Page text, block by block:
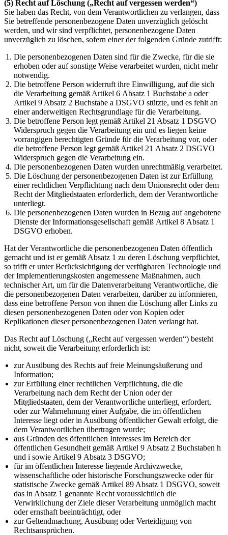
(5) Recht auf Löschung („Recht auf vergessen werden“)
Sie haben das Recht, von dem Verantwortlichen zu verlangen, dass
Sie betreffende personenbezogene Daten unverzüglich gelöscht
werden, und wir sind verpflichtet, personenbezogene Daten
unverzüglich zu löschen, sofern einer der folgenden Gründe zutrifft:
Die personenbezogenen Daten sind für die Zwecke, für die sie
erhoben oder auf sonstige Weise verarbeitet wurden, nicht mehr
notwendig.
Die betroffene Person widerruft ihre Einwilligung, auf die sich
die Verarbeitung gemäß Artikel 6 Absatz 1 Buchstabe a oder
Artikel 9 Absatz 2 Buchstabe a DSGVO stützte, und es fehlt an
einer anderweitigen Rechtsgrundlage für die Verarbeitung.
Die betroffene Person legt gemäß Artikel 21 Absatz 1 DSGVO
Widerspruch gegen die Verarbeitung ein und es liegen keine
vorrangigen berechtigten Gründe für die Verarbeitung vor, oder
die betroffene Person legt gemäß Artikel 21 Absatz 2 DSGVO
Widerspruch gegen die Verarbeitung ein.
Die personenbezogenen Daten wurden unrechtmäßig verarbeitet.
Die Löschung der personenbezogenen Daten ist zur Erfüllung
einer rechtlichen Verpflichtung nach dem Unionsrecht oder dem
Recht der Mitgliedstaaten erforderlich, dem der Verantwortliche
unterliegt.
Die personenbezogenen Daten wurden in Bezug auf angebotene
Dienste der Informationsgesellschaft gemäß Artikel 8 Absatz 1
DSGVO erhoben.
Hat der Verantwortliche die personenbezogenen Daten öffentlich
gemacht und ist er gemäß Absatz 1 zu deren Löschung verpflichtet,
so trifft er unter Berücksichtigung der verfügbaren Technologie und
der Implementierungskosten angemessene Maßnahmen, auch
technischer Art, um für die Datenverarbeitung Verantwortliche, die
die personenbezogenen Daten verarbeiten, darüber zu informieren,
dass eine betroffene Person von ihnen die Löschung aller Links zu
diesen personenbezogenen Daten oder von Kopien oder
Replikationen dieser personenbezogenen Daten verlangt hat.
Das Recht auf Löschung („Recht auf vergessen werden“) besteht
nicht, soweit die Verarbeitung erforderlich ist:
zur Ausübung des Rechts auf freie Meinungsäußerung und
Information;
zur Erfüllung einer rechtlichen Verpflichtung, die die
Verarbeitung nach dem Recht der Union oder der
Mitgliedstaaten, dem der Verantwortliche unterliegt, erfordert,
oder zur Wahrnehmung einer Aufgabe, die im öffentlichen
Interesse liegt oder in Ausübung öffentlicher Gewalt erfolgt, die
dem Verantwortlichen übertragen wurde;
aus Gründen des öffentlichen Interesses im Bereich der
öffentlichen Gesundheit gemäß Artikel 9 Absatz 2 Buchstaben h
und i sowie Artikel 9 Absatz 3 DSGVO;
für im öffentlichen Interesse liegende Archivzwecke,
wissenschaftliche oder historische Forschungszwecke oder für
statistische Zwecke gemäß Artikel 89 Absatz 1 DSGVO, soweit
das in Absatz 1 genannte Recht voraussichtlich die
Verwirklichung der Ziele dieser Verarbeitung unmöglich macht
oder ernsthaft beeinträchtigt, oder
zur Geltendmachung, Ausübung oder Verteidigung von
Rechtsansprüchen.